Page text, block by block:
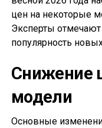
цен на некоторые
Эксперты
популярность
Снижение
модели
Основные